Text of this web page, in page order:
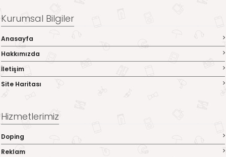
Kurumsal Bilgiler
Anasayfa
Hakkımızda
İletişim
Site Haritası
Hizmetlerimiz
Doping
Reklam